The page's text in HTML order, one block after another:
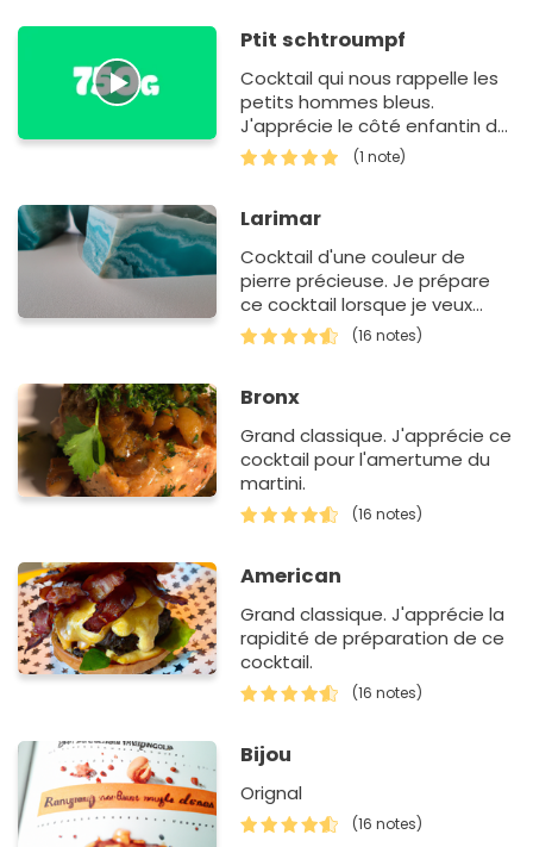
Ptit schtroumpf
Cocktail qui nous rappelle les
petits hommes bleus.
J'apprécie le côté enfantin de
ce cocktail.
(1 note)
Larimar
Cocktail d'une couleur de
pierre précieuse. Je prépare
ce cocktail lorsque je veux
faire rêver mes amis.
(16 notes)
Bronx
Grand classique. J'apprécie ce
cocktail pour l'amertume du
martini.
(16 notes)
American
Grand classique. J'apprécie la
rapidité de préparation de ce
cocktail.
(16 notes)
Bijou
Orignal
(16 notes)